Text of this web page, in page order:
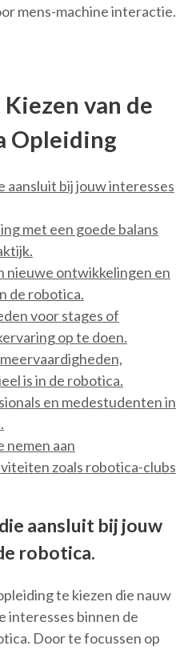
mens-machine interactie.
van de
Opleiding
aansluit bij jouw interesses
met een goede balans
nieuwe ontwikkelingen en
de robotica.
voor stages of
op te doen.
is in de robotica.
en medestudenten in
nemen aan
zoals robotica-clubs
aansluit bij jouw
robotica.
te kiezen die nauw
interesses binnen de
Door te focussen op